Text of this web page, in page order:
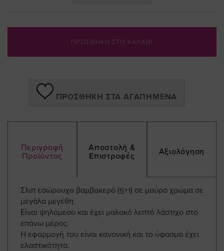
ΠΡΟΣΘΗΚΗ ΣΤΟ ΚΑΛΑΘΙ
ΠΡΟΣΘΉΚΗ ΣΤΑ ΑΓΑΠΗΜΈΝΑ
Περιγραφή
Προϊόντος
Αποστολή &
Επιστροφές
Αξιολόγηση
Σλιπ εσώρουχο βαμβακερό (5+1) σε μαύρο χρώμα σε
μεγάλα μεγέθη.
Είναι ψηλόμεσο και έχει μαλακό λεπτό λάστιχο στο
επάνω μέρος.
Η εφαρμογή του είναι κανονική και το ύφασμα έχει
ελαστικότητα.